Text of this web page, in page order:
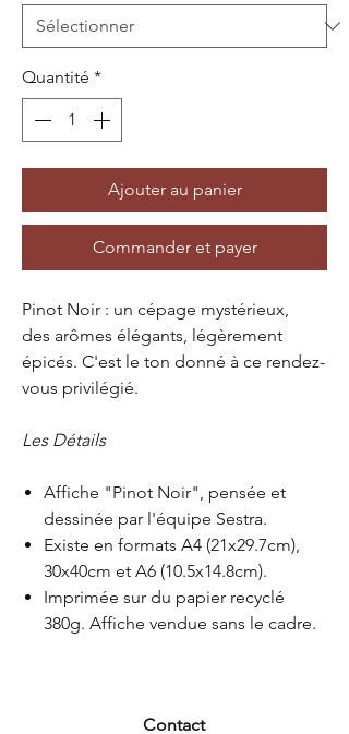
Quantité *
Ajouter au panier
Commander et payer
Pinot Noir : un cépage mystérieux,
des arômes élégants, légèrement
épicés. C'est le ton donné à ce rendez-
vous privilégié.
Les Détails
Affiche "Pinot Noir", pensée et
dessinée par l'équipe Sestra.
Existe en formats A4 (21x29.7cm),
30x40cm et A6 (10.5x14.8cm).
Imprimée sur du papier recyclé
380g. Affiche vendue sans le cadre.
Contact